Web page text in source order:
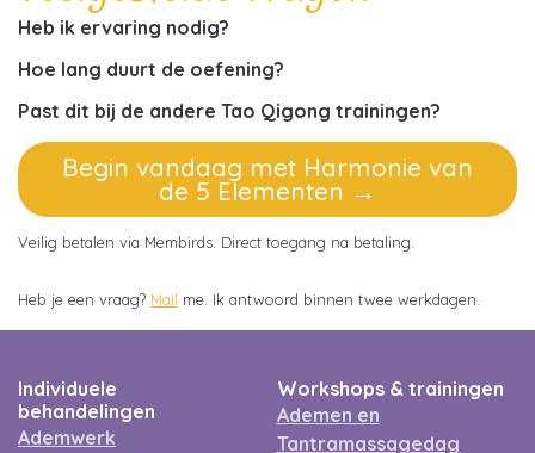
Heb ik ervaring nodig?
Hoe lang duurt de oefening?
Past dit bij de andere Tao Qigong trainingen?
Begin vandaag met Harmonie van
de 5 Elementen →
Veilig betalen via Membirds. Direct toegang na betaling.
Heb je een vraag? Mail me. Ik antwoord binnen twee werkdagen.
Individuele
behandelingen
Ademwerk
Workshops & trainingen
Ademen en
Tantramassagedag